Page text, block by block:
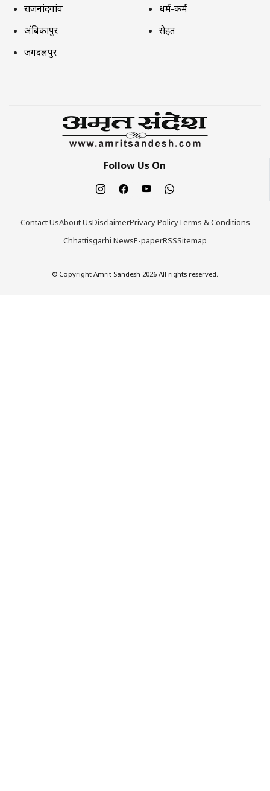
राजनांदगांव
अंबिकापुर
जगदलपुर
धर्म-कर्म
सेहत
Follow Us On
Contact UsAbout UsDisclaimerPrivacy PolicyTerms & Conditions
Chhattisgarhi NewsE-paperRSSSitemap
© Copyright Amrit Sandesh 2026 All rights reserved.